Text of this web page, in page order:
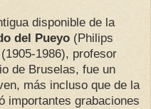
disponible de la
del Pueyo (Philips
1986), profesor
de Bruselas, fue un
más incluso que de la
importantes grabaciones